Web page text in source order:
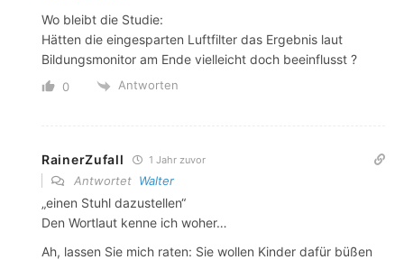
Wo bleibt die Studie:
Hätten die eingesparten Luftfilter das Ergebnis laut
Bildungsmonitor am Ende vielleicht doch beeinflusst ?
0 Antworten
RainerZufall 1 Jahr zuvor
Antwortet Walter
„einen Stuhl dazustellen“
Den Wortlaut kenne ich woher…
Ah, lassen Sie mich raten: Sie wollen Kinder dafür büßen